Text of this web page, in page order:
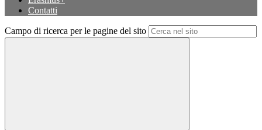
Contatti
Campo di ricerca per le pagine del sito